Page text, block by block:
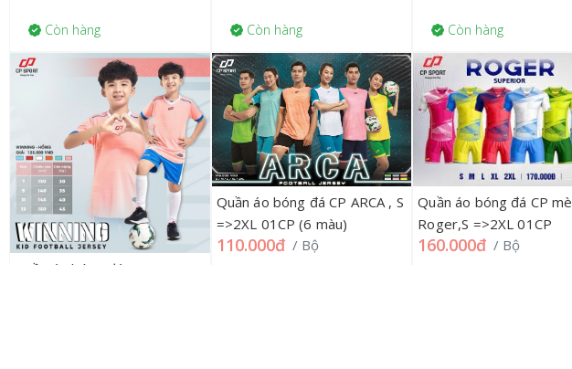
Còn hàng Còn hàng Còn hàng
Quần áo bóng đá CP
Quần áo bóng đá CP ARCA , S
=>2XL 01CP (6 màu)
110.000đ / Bộ
Quần áo bóng đá CP mè
Roger,S =>2XL 01CP
160.000đ / Bộ